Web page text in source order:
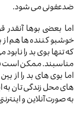
ضدعفونی می شود.
اما بعضی بوها
خوشبو کننده ها هم از
که تنها بوی بد را
مناسبند. ممکن است
اما بوی های بد را از
های محل زندگی تان به
به صورت آنلاین و